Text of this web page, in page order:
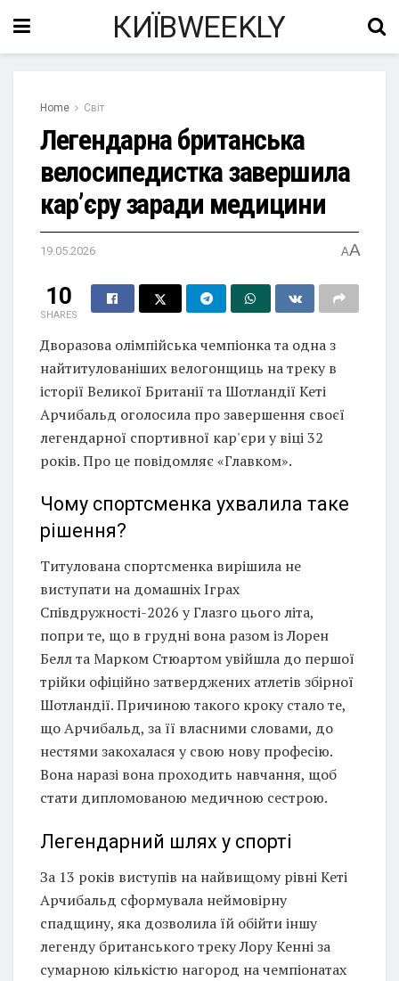
КИЇВWEEKLY
Home Світ
Легендарна британська
велосипедистка завершила
кар’єру заради медицини
19.05.2026 AA
10
SHARES
Дворазова олімпійська чемпіонка та одна з
найтитулованіших велогонщиць на треку в
історії Великої Британії та Шотландії Кеті
Арчибальд оголосила про завершення своєї
легендарної спортивної кар'єри у віці 32
років. Про це повідомляє «Главком».
Чому спортсменка ухвалила таке
рішення?
Титулована спортсменка вирішила не
виступати на домашніх Іграх
Співдружності-2026 у Глазго цього літа,
попри те, що в грудні вона разом із Лорен
Белл та Марком Стюартом увійшла до першої
трійки офіційно затверджених атлетів збірної
Шотландії. Причиною такого кроку стало те,
що Арчибальд, за її власними словами, до
нестями закохалася у свою нову професію.
Вона наразі вона проходить навчання, щоб
стати дипломованою медичною сестрою.
Легендарний шлях у спорті
За 13 років виступів на найвищому рівні Кеті
Арчибальд сформувала неймовірну
спадщину, яка дозволила їй обійти іншу
легенду британського треку Лору Кенні за
сумарною кількістю нагород на чемпіонатах